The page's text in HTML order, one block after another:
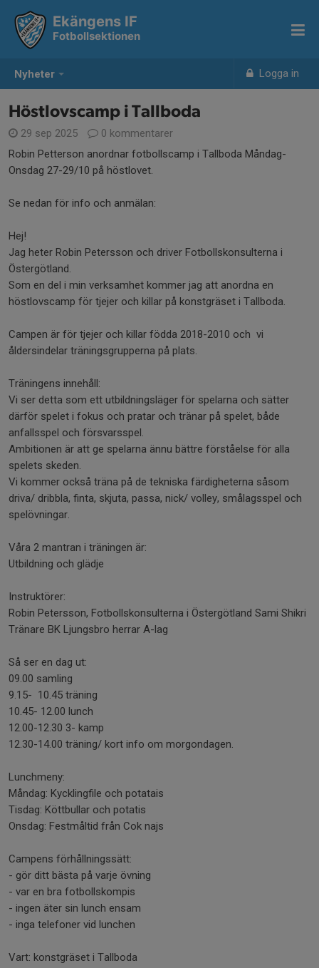
Nyheter Logga in
Ekängens IF
Fotbollsektionen
Höstlovscamp i Tallboda
29 sep 2025
0 kommentarer
Robin Petterson anordnar fotbollscamp i Tallboda Måndag-
Onsdag 27-29/10 på höstlovet.
Se nedan för info och anmälan:
Hej!
Jag heter Robin Petersson och driver Fotbollskonsulterna i
Östergötland.
Som en del i min verksamhet kommer jag att anordna en
höstlovscamp för tjejer och killar på konstgräset i Tallboda.
Campen är för tjejer och killar födda 2018-2010 och vi
åldersindelar träningsgrupperna på plats.
Träningens innehåll:
Vi ser detta som ett utbildningsläger för spelarna och sätter
därför spelet i fokus och pratar och tränar på spelet, både
anfallsspel och försvarsspel.
Ambitionen är att ge spelarna ännu bättre förståelse för alla
spelets skeden.
Vi kommer också träna på de tekniska färdigheterna såsom
driva/ dribbla, finta, skjuta, passa, nick/ volley, smålagsspel och
spelövningar.
Våra 2 mantran i träningen är:
Utbildning och glädje
Instruktörer:
Robin Petersson, Fotbollskonsulterna i Östergötland Sami Shikri
Tränare BK Ljungsbro herrar A-lag
Så ser en dag ut:
09.00 samling
9.15- 10.45 träning
10.45- 12.00 lunch
12.00-12.30 3- kamp
12.30-14.00 träning/ kort info om morgondagen.
Lunchmeny:
Måndag: Kycklingfile och potatais
Tisdag: Köttbullar och potatis
Onsdag: Festmåltid från Cok najs
Campens förhållningssätt:
- gör ditt bästa på varje övning
- var en bra fotbollskompis
- ingen äter sin lunch ensam
- inga telefoner vid lunchen
Vart: konstgräset i Tallboda